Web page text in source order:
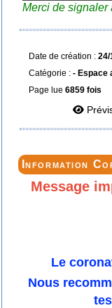
Merci de signaler
Date de création : 24/
Catégorie : - Espace
Page lue 6859 fois
Information
Message
Le
Nous